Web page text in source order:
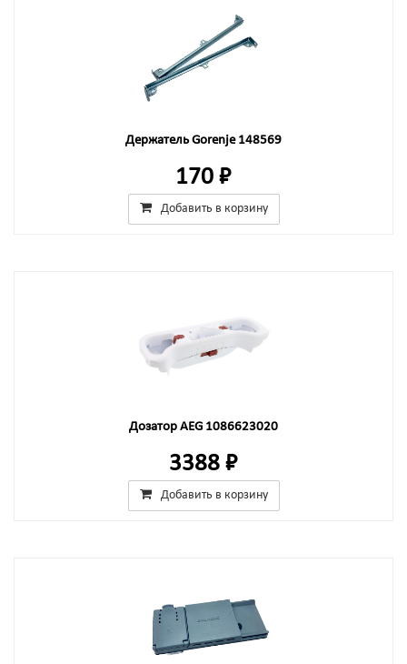
Держатель Gorenje 148569
170 ₽
Добавить в корзину
Дозатор AEG 1086623020
3388 ₽
Добавить в корзину